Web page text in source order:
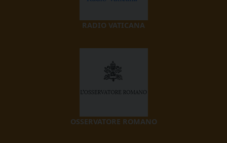
RADIO VATICANA
OSSERVATORE ROMANO